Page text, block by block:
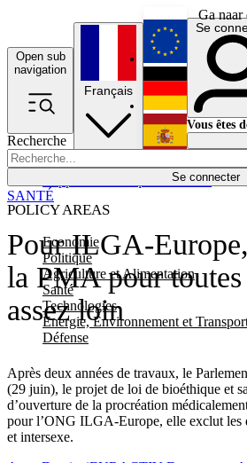
Ga naar
Open sub
navigation
Recherche
Se connecter
POLICY AREAS
Economie
Politique
Agriculture et Alimentation
Santé
Technologies
Energie, Environnement et
Défense
Économie
Français
English
Deutsch
Español
Se
Vous êtes
Pour ILGA-
la PMA pour toutes
assez loin
Après deux années de travaux, le
(29 juin), le projet de loi de bioéthique et
d’ouverture de la procréation
pour l’ONG ILGA-Europe, elle exclut les
et intersexe.
SANTÉ